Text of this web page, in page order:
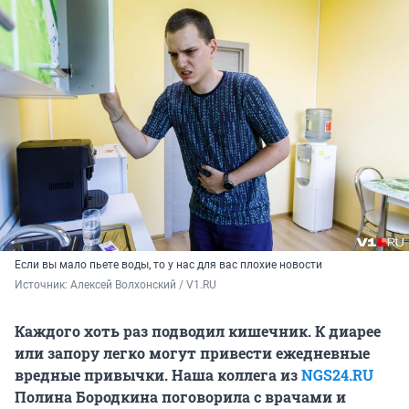
Если вы мало пьете воды, то у нас для вас плохие новости
Источник: Алексей Волхонский / V1.RU
Каждого хоть раз подводил кишечник. К диарее
или запору легко могут привести ежедневные
вредные привычки. Наша коллега изNGS24.RU
Полина Бородкина поговорила с врачами и